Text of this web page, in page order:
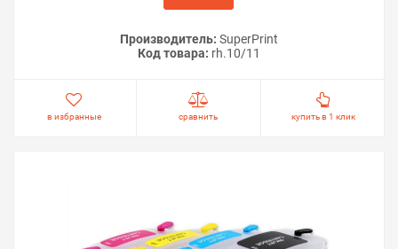
Производитель: SuperPrint
Код товара: rh.10/11
в избранные сравнить купить в 1 клик